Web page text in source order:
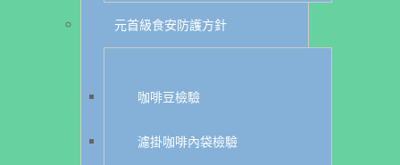
元首級食安防護方針
咖啡豆檢驗
濾掛咖啡內袋檢驗